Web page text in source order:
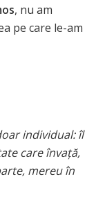
, nu am
pe care le-am
individual: îl
care învață,
mereu în